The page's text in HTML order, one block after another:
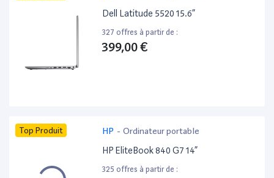
Dell Latitude 5520 15.6”
327 offres à partir de :
399,00 €
Top Produit HP - Ordinateur portable
HP EliteBook 840 G7 14”
325 offres à partir de :